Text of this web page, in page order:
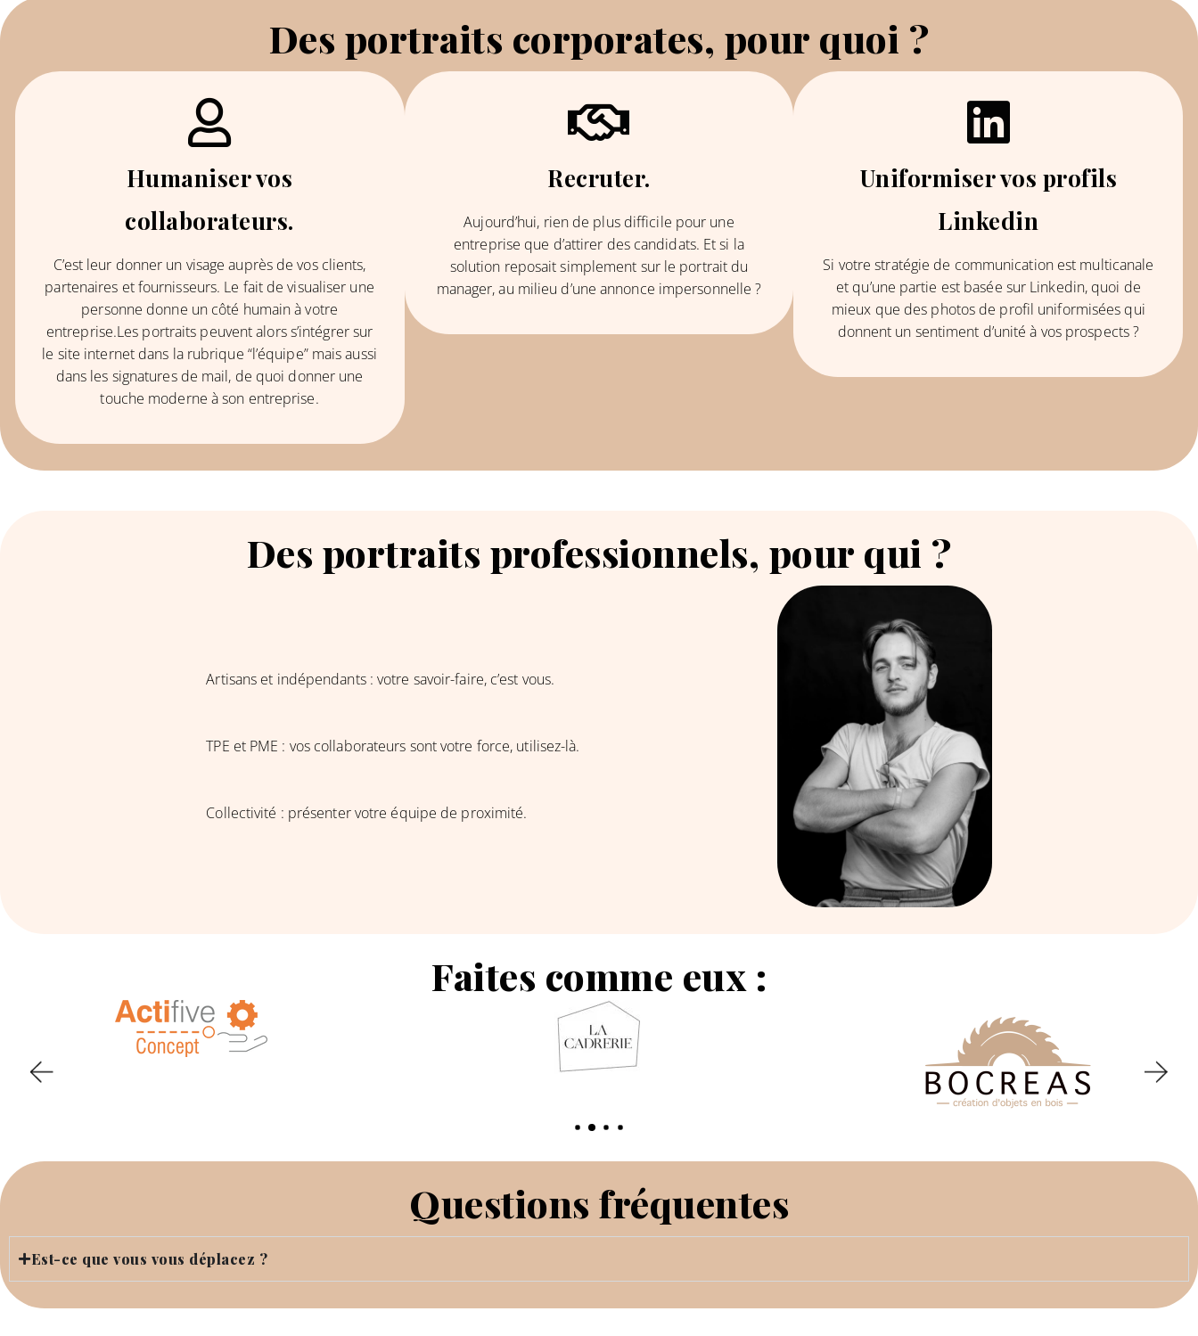
Des portraits corporates, pour quoi ?
Humaniser vos
collaborateurs.
C’est leur donner un visage auprès de vos clients,
partenaires et fournisseurs. Le fait de visualiser une
personne donne un côté humain à votre
entreprise.Les portraits peuvent alors s’intégrer sur
le site internet dans la rubrique “l’équipe” mais aussi
dans les signatures de mail, de quoi donner une
touche moderne à son entreprise.
Recruter.
Aujourd’hui, rien de plus difficile pour une
entreprise que d’attirer des candidats. Et si la
solution reposait simplement sur le portrait du
manager, au milieu d’une annonce impersonnelle ?
Uniformiser vos profils
Linkedin
Si votre stratégie de communication est multicanale
et qu’une partie est basée sur Linkedin, quoi de
mieux que des photos de profil uniformisées qui
donnent un sentiment d’unité à vos prospects ?
Des portraits professionnels, pour qui ?
Artisans et indépendants : votre savoir-faire, c’est vous.
TPE et PME : vos collaborateurs sont votre force, utilisez-là.
Collectivité : présenter votre équipe de proximité.
Faites comme eux :
Questions fréquentes
Est-ce que vous vous déplacez ?